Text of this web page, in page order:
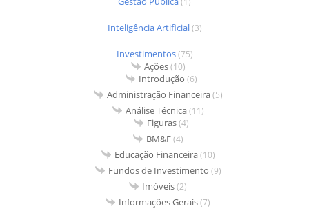
Inteligência Artificial(3)
Investimentos(75)
Ações(10)
Introdução (6)
Administração Financeira(5)
Análise Técnica(11)
Figuras(4)
BM&F(4)
Educação Financeira(10)
Fundos de Investimento (9)
Imóveis(2)
Informações Gerais(7)